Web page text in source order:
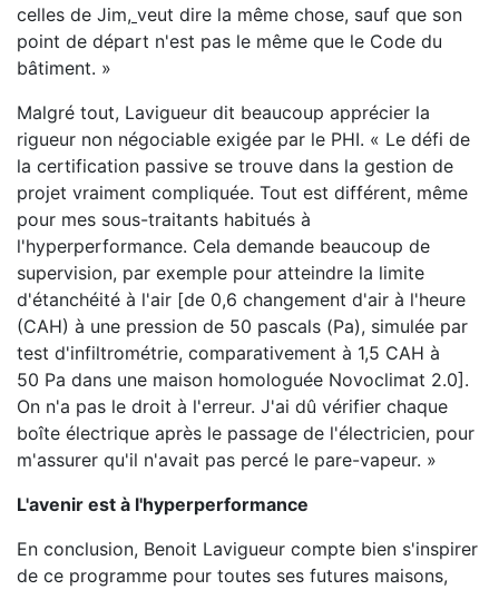
celles de Jim, veut dire la même chose, sauf que son
point de départ n'est pas le même que le Code du
bâtiment. »
Malgré tout, Lavigueur dit beaucoup apprécier la
rigueur non négociable exigée par le PHI. « Le défi de
la certification passive se trouve dans la gestion de
projet vraiment compliquée. Tout est différent, même
pour mes sous-traitants habitués à
l'hyperperformance. Cela demande beaucoup de
supervision, par exemple pour atteindre la limite
d'étanchéité à l'air [de 0,6 changement d'air à l'heure
(CAH) à une pression de 50 pascals (Pa), simulée par
test d'infiltrométrie, comparativement à 1,5 CAH à
50 Pa dans une maison homologuée Novoclimat 2.0].
On n'a pas le droit à l'erreur. J'ai dû vérifier chaque
boîte électrique après le passage de l'électricien, pour
m'assurer qu'il n'avait pas percé le pare-vapeur. »
L'avenir est à l'hyperperformance
En conclusion, Benoit Lavigueur compte bien s'inspirer
de ce programme pour toutes ses futures maisons,